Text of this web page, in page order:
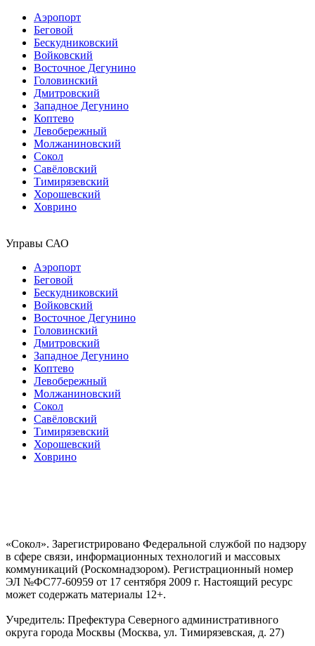
Аэропорт
Беговой
Бескудниковский
Войковский
Восточное Дегунино
Головинский
Дмитровский
Западное Дегунино
Коптево
Левобережный
Молжаниновский
Сокол
Савёловский
Тимирязевский
Хорошевский
Ховрино
Управы САО
Аэропорт
Беговой
Бескудниковский
Войковский
Восточное Дегунино
Головинский
Дмитровский
Западное Дегунино
Коптево
Левобережный
Молжаниновский
Сокол
Савёловский
Тимирязевский
Хорошевский
Ховрино
«Сокол». Зарегистрировано Федеральной службой по надзору
в сфере связи, информационных технологий и массовых
коммуникаций (Роскомнадзором). Регистрационный номер
ЭЛ №ФС77-60959 от 17 сентября 2009 г. Настоящий ресурс
может содержать материалы 12+.
Учредитель: Префектура Северного административного
округа города Москвы (Москва, ул. Тимирязевская, д. 27)